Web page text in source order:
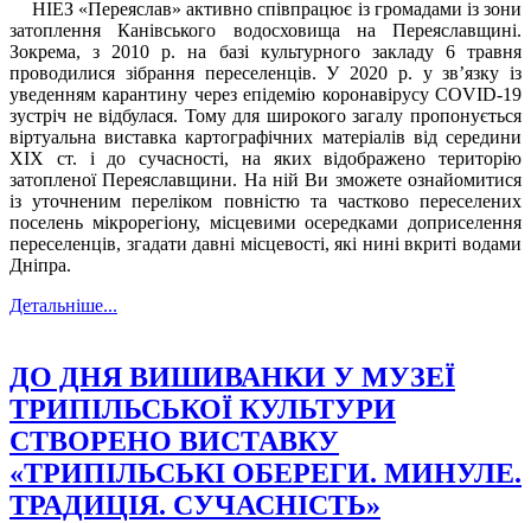
НІЕЗ «Переяслав» активно співпрацює із громадами із зони
затоплення Канівського водосховища на Переяславщині.
Зокрема, з 2010 р. на базі культурного закладу 6 травня
проводилися зібрання переселенців. У 2020 р. у зв’язку із
уведенням карантину через епідемію коронавірусу COVID-19
зустріч не відбулася. Тому для широкого загалу пропонується
віртуальна виставка картографічних матеріалів від середини
ХІХ ст. і до сучасності, на яких відображено територію
затопленої Переяславщини. На ній Ви зможете ознайомитися
із уточненим переліком повністю та частково переселених
поселень мікрорегіону, місцевими осередками доприселення
переселенців, згадати давні місцевості, які нині вкриті водами
Дніпра.
Детальніше...
ДО ДНЯ ВИШИВАНКИ У МУЗЕЇ
ТРИПІЛЬСЬКОЇ КУЛЬТУРИ
СТВОРЕНО ВИСТАВКУ
«ТРИПІЛЬСЬКІ ОБЕРЕГИ. МИНУЛЕ.
ТРАДИЦІЯ. СУЧАСНІСТЬ»